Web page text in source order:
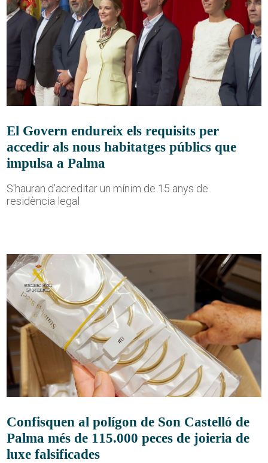
El Govern endureix els requisits per
accedir als nous habitatges públics que
impulsa a Palma
S'hauran d'acreditar un mínim de 15 anys de
residència legal
Confisquen al polígon de Son Castelló de
Palma més de 115.000 peces de joieria de
luxe falsificades